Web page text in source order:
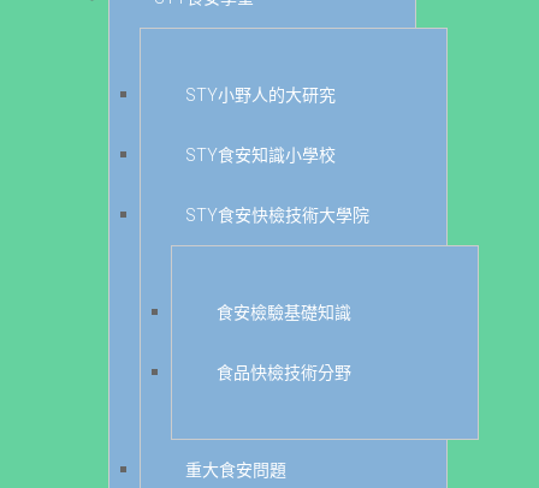
STY小野人的大研究
STY食安知識小學校
STY食安快檢技術大學院
食安檢驗基礎知識
食品快檢技術分野
重大食安問題